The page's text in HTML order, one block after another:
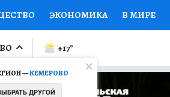
ЭКОНОМИКА В МИРЕ
ПРОИСШЕСТВИЯ
МИР Я ЗНАЮ СЕМЬЯ
—КЕМЕРОВО
ДРУГОЙ
+17°